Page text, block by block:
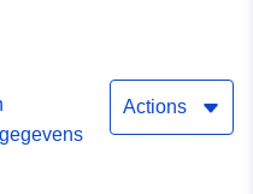
Actions